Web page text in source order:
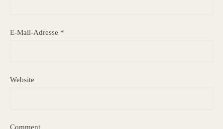
E-Mail-Adresse *
Website
Comment